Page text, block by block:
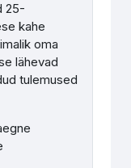
25-
kahe
oma
lähevad
tulemused